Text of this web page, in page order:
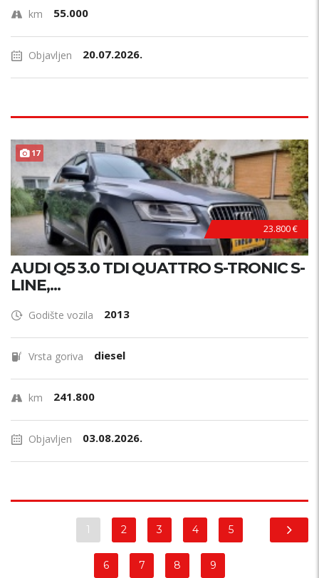
km 55.000
Objavljen 20.07.2026.
17
23.800 €
AUDI Q5 3.0 TDI QUATTRO S-TRONIC S-
LINE,...
Godište vozila 2013
Vrsta goriva diesel
km 241.800
Objavljen 03.08.2026.
1 2 3 4 5
6 7 8 9